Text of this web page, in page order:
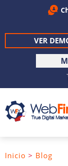
VER
Inicio > Blog